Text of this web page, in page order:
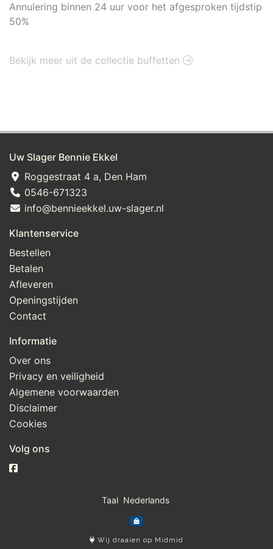
Annulering binnen 24 uur voor het afgesproken tijdstip
50%
Bekijk meer uit de collectie buffetten
Uw Slager Bennie Ekkel
Roggestraat 4 a, Den Ham
0546-671323
info@bennieekkel.uw-slager.nl
Klantenservice
Bestellen
Betalen
Afleveren
Openingstijden
Contact
Informatie
Over ons
Privacy en veiligheid
Algemene voorwaarden
Disclaimer
Cookies
Volg ons
Taal
Wij draaien op Midmid